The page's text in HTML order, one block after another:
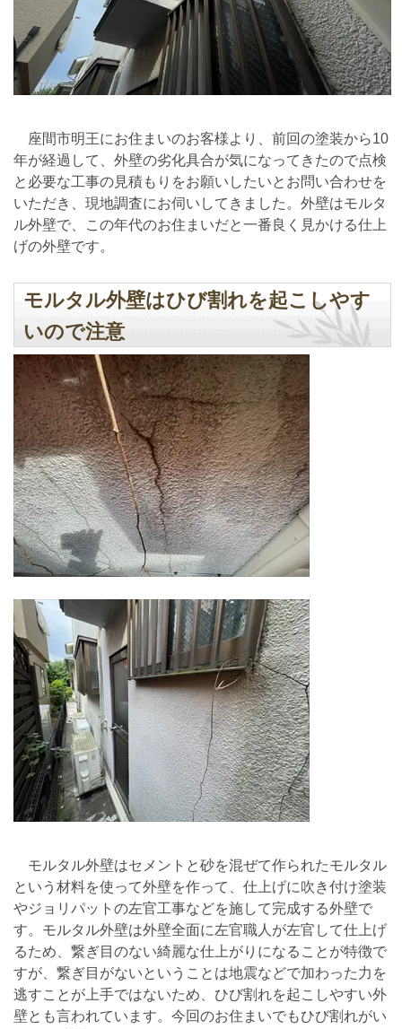
座間市明王にお住まいのお客様より、前回の塗装から10
年が経過して、外壁の劣化具合が気になってきたので点検
と必要な工事の見積もりをお願いしたいとお問い合わせを
いただき、現地調査にお伺いしてきました。外壁はモルタ
ル外壁で、この年代のお住まいだと一番良く見かける仕上
げの外壁です。
モルタル外壁はひび割れを起こしやす
いので注意
モルタル外壁はセメントと砂を混ぜて作られたモルタル
という材料を使って外壁を作って、仕上げに吹き付け塗装
やジョリパットの左官工事などを施して完成する外壁で
す。モルタル外壁は外壁全面に左官職人が左官して仕上げ
るため、繋ぎ目のない綺麗な仕上がりになることが特徴で
すが、繋ぎ目がないということは地震などで加わった力を
逃すことが上手ではないため、ひび割れを起こしやすい外
壁とも言われています。今回のお住まいでもひび割れがい